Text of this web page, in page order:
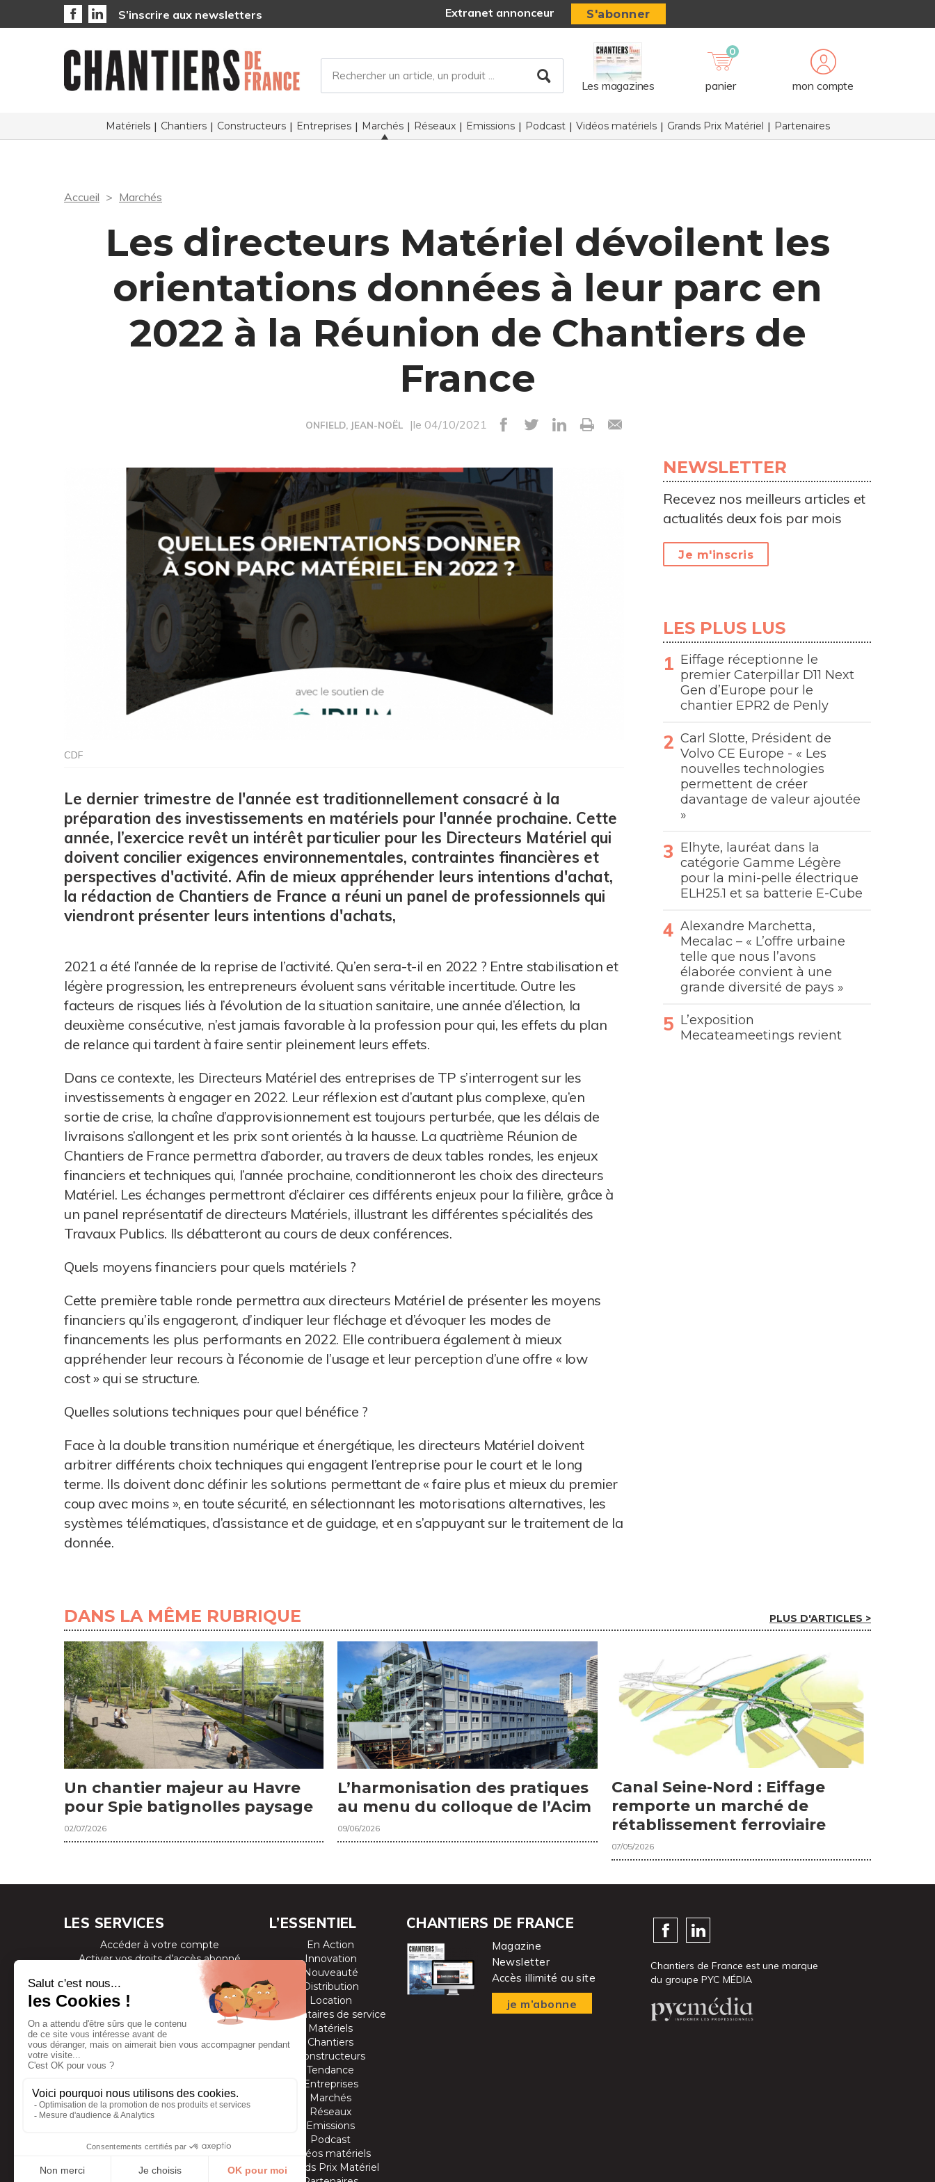
S’inscrire aux newsletters Extranet annonceur S'abonner
Les magazines
0
panier mon compte
Matériels Chantiers Constructeurs Entreprises Marchés Réseaux Emissions Podcast Vidéos matériels Grands Prix Matériel Partenaires
Accueil Marchés
Les directeurs Matériel dévoilent les
orientations données à leur parc en
2022 à la Réunion de Chantiers de
France
ONFIELD, JEAN-NOËL |le 04/10/2021
CDF
Le dernier trimestre de l'année est traditionnellement consacré à la
préparation des investissements en matériels pour l'année prochaine. Cette
année, l’exercice revêt un intérêt particulier pour les Directeurs Matériel qui
doivent concilier exigences environnementales, contraintes financières et
perspectives d'activité. Afin de mieux appréhender leurs intentions d'achat,
la rédaction de Chantiers de France a réuni un panel de professionnels qui
viendront présenter leurs intentions d'achats,
2021 a été l’année de la reprise de l’activité. Qu’en sera-t-il en 2022 ? Entre stabilisation et
légère progression, les entrepreneurs évoluent sans véritable incertitude. Outre les
facteurs de risques liés à l’évolution de la situation sanitaire, une année d’élection, la
deuxième consécutive, n’est jamais favorable à la profession pour qui, les effets du plan
de relance qui tardent à faire sentir pleinement leurs effets.
Dans ce contexte, les Directeurs Matériel des entreprises de TP s’interrogent sur les
investissements à engager en 2022. Leur réflexion est d’autant plus complexe, qu’en
sortie de crise, la chaîne d’approvisionnement est toujours perturbée, que les délais de
livraisons s’allongent et les prix sont orientés à la hausse. La quatrième Réunion de
Chantiers de France permettra d’aborder, au travers de deux tables rondes, les enjeux
financiers et techniques qui, l’année prochaine, conditionneront les choix des directeurs
Matériel. Les échanges permettront d’éclairer ces différents enjeux pour la filière, grâce à
un panel représentatif de directeurs Matériels, illustrant les différentes spécialités des
Travaux Publics. Ils débatteront au cours de deux conférences.
Quels moyens financiers pour quels matériels ?
Cette première table ronde permettra aux directeurs Matériel de présenter les moyens
financiers qu’ils engageront, d’indiquer leur fléchage et d’évoquer les modes de
financements les plus performants en 2022. Elle contribuera également à mieux
appréhender leur recours à l’économie de l’usage et leur perception d’une offre « low
cost » qui se structure.
Quelles solutions techniques pour quel bénéfice ?
Face à la double transition numérique et énergétique, les directeurs Matériel doivent
arbitrer différents choix techniques qui engagent l’entreprise pour le court et le long
terme. Ils doivent donc définir les solutions permettant de « faire plus et mieux du premier
coup avec moins », en toute sécurité, en sélectionnant les motorisations alternatives, les
systèmes télématiques, d’assistance et de guidage, et en s’appuyant sur le traitement de la
donnée.
NEWSLETTER
Recevez nos meilleurs articles et
actualités deux fois par mois
Je m'inscris
LES PLUS LUS
Eiffage réceptionne le
premier Caterpillar D11 Next
Gen d’Europe pour le
chantier EPR2 de Penly
Carl Slotte, Président de
Volvo CE Europe - « Les
nouvelles technologies
permettent de créer
davantage de valeur ajoutée
»
Elhyte, lauréat dans la
catégorie Gamme Légère
pour la mini-pelle électrique
ELH25.1 et sa batterie E-Cube
Alexandre Marchetta,
Mecalac – « L’offre urbaine
telle que nous l’avons
élaborée convient à une
grande diversité de pays »
L’exposition
Mecateameetings revient
DANS LA MÊME RUBRIQUE PLUS D'ARTICLES >
Un chantier majeur au Havre
pour Spie batignolles paysage
02/07/2026
L’harmonisation des pratiques
au menu du colloque de l’Acim
09/06/2026
Canal Seine-Nord : Eiffage
remporte un marché de
rétablissement ferroviaire
07/05/2026
LES SERVICES
Accéder à votre compte
Activer vos droits d’accès abonné
Consulter les magazines
S’inscrire aux newsletters
Devenir annonceur
Se connecter à l’extranet annonceur
Nous contacter
L’ESSENTIEL
En Action
Innovation
Nouveauté
Distribution
Location
Prestataires de service
Matériels
Chantiers
Constructeurs
Tendance
Entreprises
Marchés
Réseaux
Emissions
Podcast
Vidéos matériels
Grands Prix Matériel
CHANTIERS DE FRANCE
Magazine
Newsletter
Accès illimité au site
je m’abonne
Chantiers de France est une marque
du groupe PYC MÉDIA